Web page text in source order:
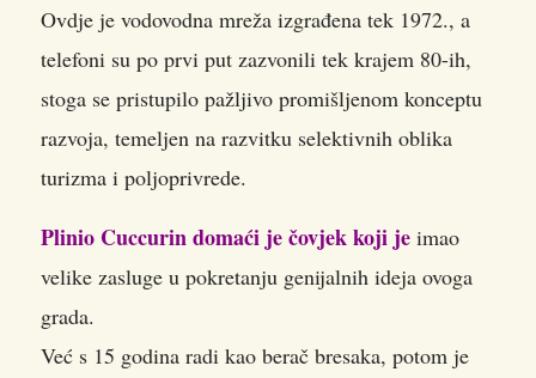
Ovdje je vodovodna mreža izgrađena tek 1972., a
telefoni su po prvi put zazvonili tek krajem 80-ih,
stoga se pristupilo pažljivo promišljenom konceptu
razvoja, temeljen na razvitku selektivnih oblika
turizma i poljoprivrede.
Plinio Cuccurin domaći je čovjek koji je imao
velike zasluge u pokretanju genijalnih ideja ovoga
grada.
Već s 15 godina radi kao berač bresaka, potom je